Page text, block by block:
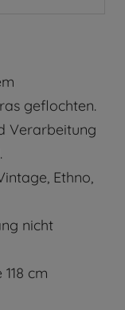
geflochten.
Verarbeitung
Ethno,
nicht
cm